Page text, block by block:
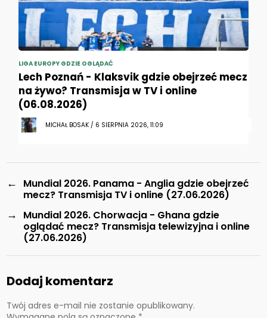
LIGA EUROPY GDZIE OGLĄDAĆ
Lech Poznań - Klaksvik gdzie obejrzeć mecz
na żywo? Transmisja w TV i online
(06.08.2026)
MICHAŁ BOSAK / 6 SIERPNIA 2026, 11:09
←
Mundial 2026. Panama - Anglia gdzie obejrzeć
mecz? Transmisja TV i online (27.06.2026)
→
Mundial 2026. Chorwacja - Ghana gdzie
oglądać mecz? Transmisja telewizyjna i online
(27.06.2026)
Dodaj komentarz
Twój adres e-mail nie zostanie opublikowany.